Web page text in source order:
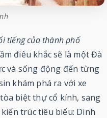
tiếng của thành phố
điêu khắc sẽ là một Đà
và sống động đến từng
khám phá ra với xe
biệt thự cổ kính, sang
trúc tiêu biểu: Dinh